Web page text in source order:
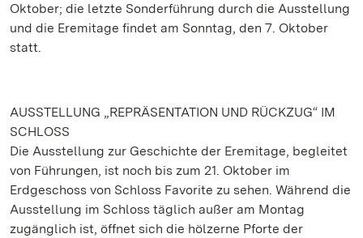
Oktober; die letzte Sonderführung durch die Ausstellung
und die Eremitage findet am Sonntag, den 7. Oktober
statt.
AUSSTELLUNG „REPRÄSENTATION UND RÜCKZUG“ IM
SCHLOSS
Die Ausstellung zur Geschichte der Eremitage, begleitet
von Führungen, ist noch bis zum 21. Oktober im
Erdgeschoss von Schloss Favorite zu sehen. Während die
Ausstellung im Schloss täglich außer am Montag
zugänglich ist, öffnet sich die hölzerne Pforte der